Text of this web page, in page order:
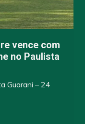
vence com
no Paulista
Guarani – 24